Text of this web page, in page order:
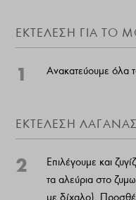
ΕΚΤΕΛΕΣΗ ΓΙΑ ΤΟ
1 Ανακατεύουμε όλα
ΕΚΤΕΛΕΣΗ ΛΑΓΑΝΑΣ
2
Επιλέγουμε και
τα αλεύρια στο